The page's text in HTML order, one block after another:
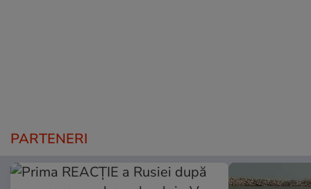
PARTENERI